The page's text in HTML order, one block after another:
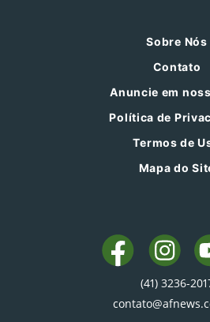
Sobre Nós
Contato
Anuncie em
Política de
Termos de
Mapa do
(41) 3236-